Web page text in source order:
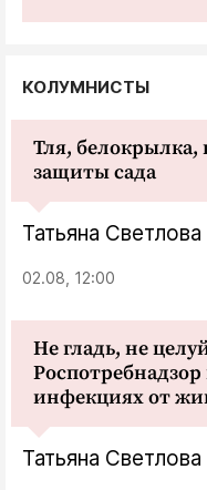
КОЛУМНИСТЫ
Тля,
защиты сада
Татьяна Светлова
02.08, 12:00
Не гладь, не
инфекциях от
Татьяна Светлова